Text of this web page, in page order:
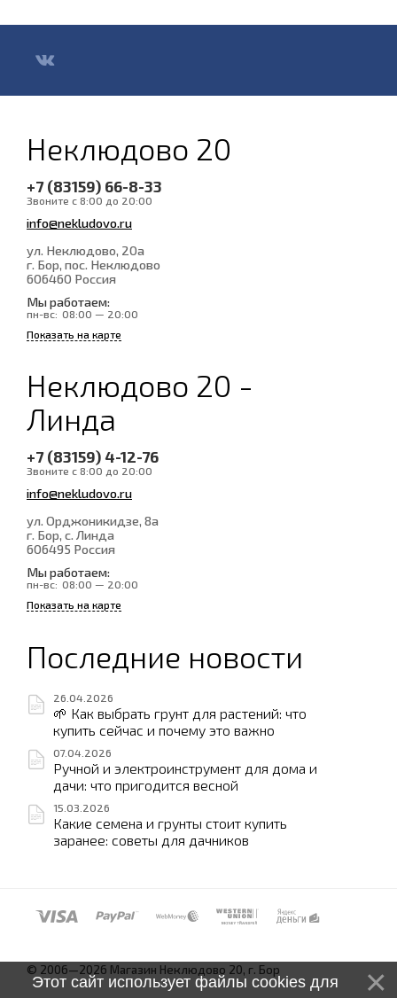
Неклюдово 20
+7 (83159) 66-8-33
Звоните с 8:00 до 20:00
info@nekludovo.ru
ул. Неклюдово, 20а
г. Бор, пос. Неклюдово
606460 Россия
Мы работаем:
пн-вс: 08:00 — 20:00
Показать на карте
Неклюдово 20 -
Линда
+7 (83159) 4-12-76
Звоните с 8:00 до 20:00
info@nekludovo.ru
ул. Орджоникидзе, 8а
г. Бор, с. Линда
606495 Россия
Мы работаем:
пн-вс: 08:00 — 20:00
Показать на карте
Последние новости
26.04.2026
🌱 Как выбрать грунт для растений: что
купить сейчас и почему это важно
07.04.2026
Ручной и электроинструмент для дома и
дачи: что пригодится весной
15.03.2026
Какие семена и грунты стоит купить
заранее: советы для дачников
© 2006—2026 Магазин Неклюдово 20, г. Бор
Этот сайт использует файлы cookies для